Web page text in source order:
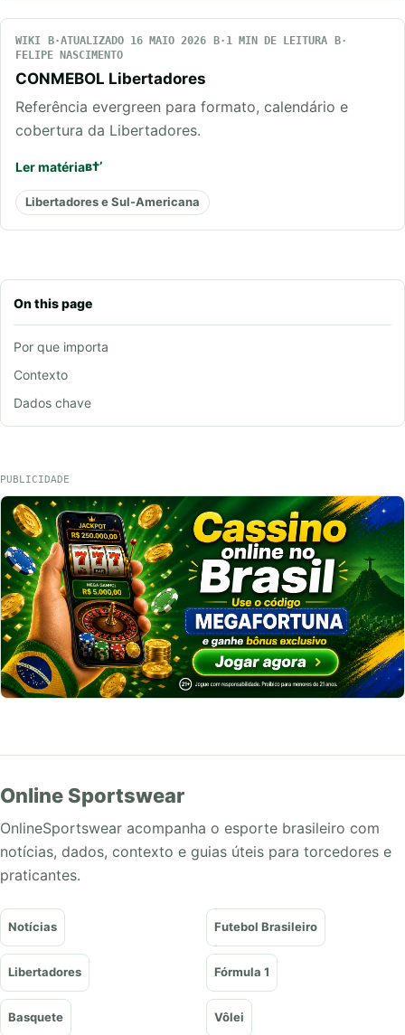
On this page
Por que importa
Contexto
Dados chave
WIKI ATUALIZADO 16 MAIO 2026
1 MIN DE LEITURA
FELIPE NASCIMENTO
CONMEBOL Libertadores
Referência evergreen para formato, calendário e
cobertura da Libertadores.
Ler matéria
Libertadores e Sul-Americana
PUBLICIDADE
Online Sportswear
OnlineSportswear acompanha o esporte brasileiro com
notícias, dados, contexto e guias úteis para torcedores e
praticantes.
Notícias Futebol Brasileiro
Libertadores Fórmula 1
Basquete Vôlei